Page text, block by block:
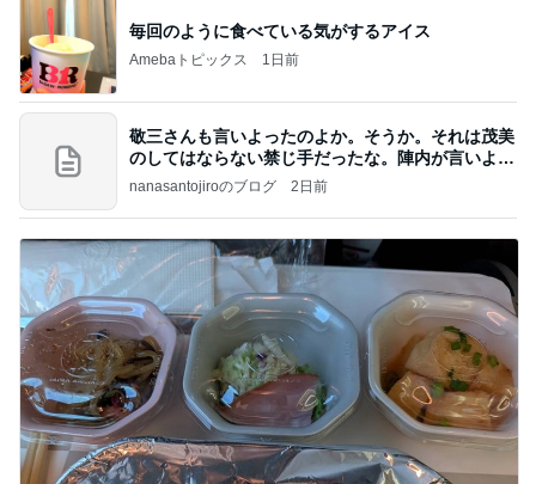
毎回のように食べている気がするアイス
Amebaトピックス 1日前
敬三さんも言いよったのよか。そうか。それは茂美
のしてはならない禁じ手だったな。陣内が言いよる
のよ
nanasantojiroのブログ 2日前